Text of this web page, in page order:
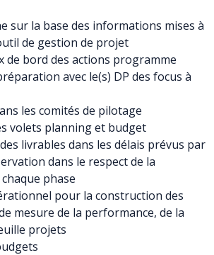
sur la base des informations mises à
de gestion de projet
de bord des actions programme
avec le(s) DP des focus à
les comités de pilotage
volets planning et budget
livrables dans les délais prévus par
dans le respect de la
phase
pour la construction des
mesure de la performance, de la
projets